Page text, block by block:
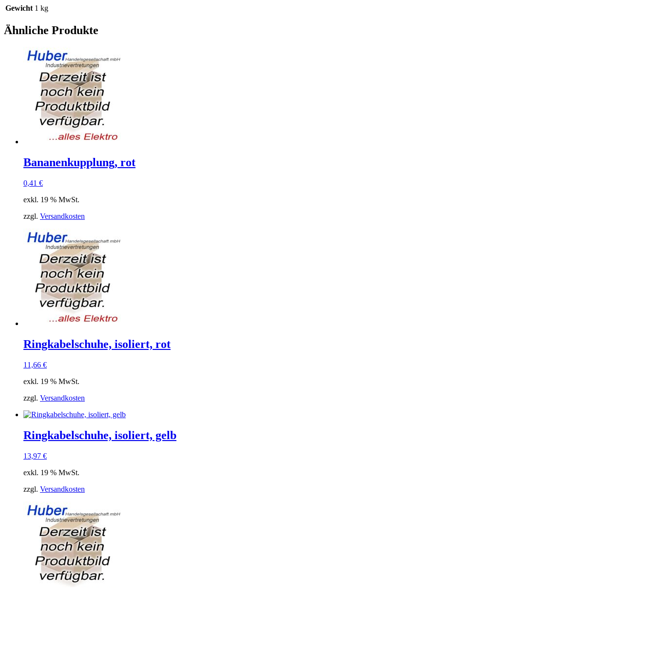
Gewicht 1 kg
Ähnliche Produkte
Bananenkupplung, rot
0,41 €
exkl. 19 % MwSt.
zzgl. Versandkosten
Ringkabelschuhe, isoliert, rot
11,66 €
exkl. 19 % MwSt.
zzgl. Versandkosten
Ringkabelschuhe, isoliert, gelb
13,97 €
exkl. 19 % MwSt.
zzgl. Versandkosten